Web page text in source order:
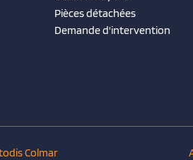
Pièces détachées
Demande d'intervention
Colmar